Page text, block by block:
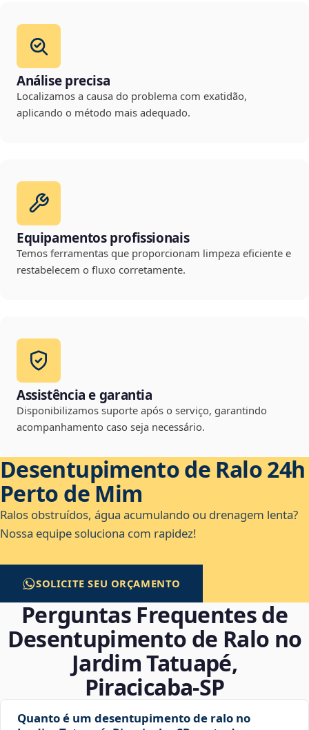
Análise precisa
Localizamos a causa do problema com exatidão,
aplicando o método mais adequado.
Equipamentos profissionais
Temos ferramentas que proporcionam limpeza eficiente e
restabelecem o fluxo corretamente.
Assistência e garantia
Disponibilizamos suporte após o serviço, garantindo
acompanhamento caso seja necessário.
Desentupimento de Ralo 24h
Perto de Mim
Ralos obstruídos, água acumulando ou drenagem lenta?
Nossa equipe soluciona com rapidez!
SOLICITE SEU ORÇAMENTO
Perguntas Frequentes de
Desentupimento de Ralo no
Jardim Tatuapé,
Piracicaba‑SP
Quanto é um desentupimento de ralo no